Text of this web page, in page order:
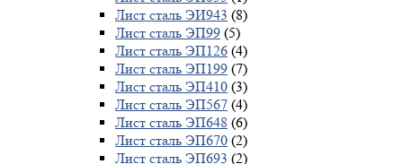
Лист сталь ЭИ943 (8)
Лист сталь ЭП99 (5)
Лист сталь ЭП126 (4)
Лист сталь ЭП199 (7)
Лист сталь ЭП410 (3)
Лист сталь ЭП567 (4)
Лист сталь ЭП648 (6)
Лист сталь ЭП670 (2)
Лист сталь ЭП693 (2)